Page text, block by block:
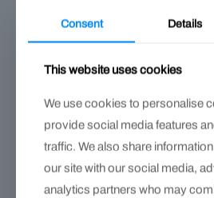
cobre
Consent Details
This website uses cookies
We use cookies to personalise
provide social media features
traffic. We also share
our site with our social media,
analytics partners who may